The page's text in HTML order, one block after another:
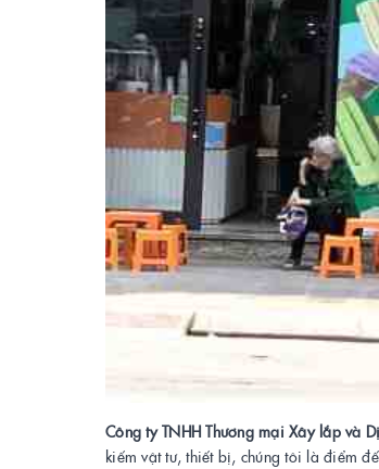
Công ty TNHH Thương mại Xây lắp và
kiếm vật tư, thiết bị, chúng tôi là điểm